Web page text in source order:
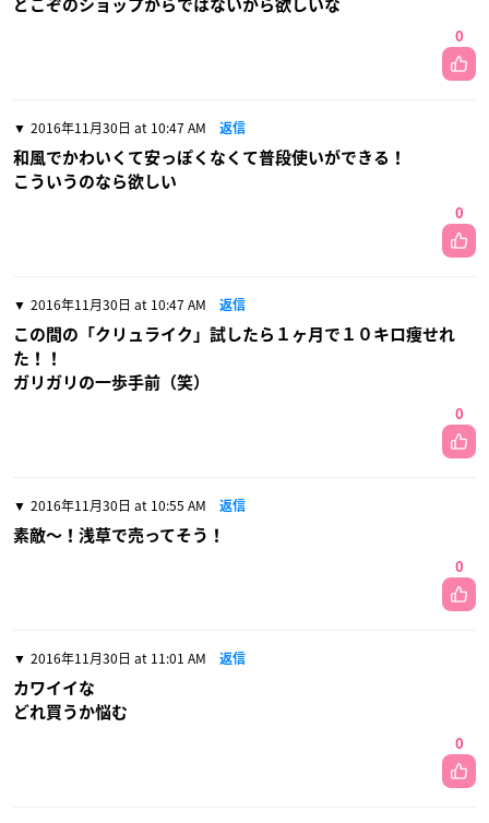
どこぞのショップからではないから欲しいな
0
2016年11月30日 at 10:47 AM 返信
和風でかわいくて安っぽくなくて普段使いができる！
こういうのなら欲しい
0
2016年11月30日 at 10:47 AM 返信
この間の「クリュライク」試したら１ヶ月で１０キロ痩せれ
た！！
ガリガリの一歩手前（笑）
0
2016年11月30日 at 10:55 AM 返信
素敵〜！浅草で売ってそう！
0
2016年11月30日 at 11:01 AM 返信
カワイイな
どれ買うか悩む
0